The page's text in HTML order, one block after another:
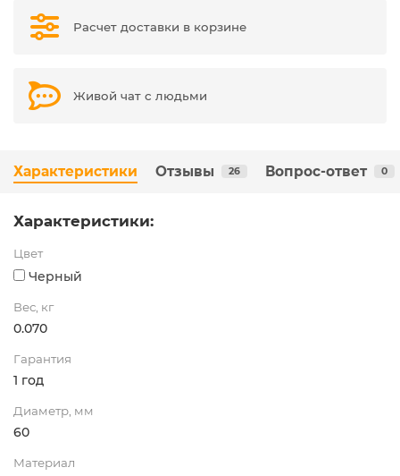
Расчет доставки в корзине
Живой чат с людьми
Характеристики Отзывы 26 Вопрос-ответ 0
Характеристики:
Цвет
Черный
Вес, кг
0.070
Гарантия
1 год
Диаметр, мм
60
Материал